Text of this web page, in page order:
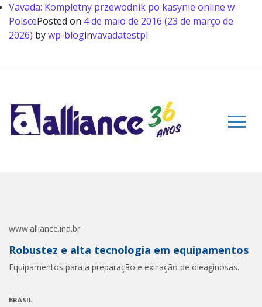
Vavada: Kompletny przewodnik po kasynie online w
PolscePosted on 4 de maio de 2016 (23 de março de
2026) bywp-bloginvavadatestpl
www.alliance.ind.br
Robustez e alta tecnologia em equipamentos
Equipamentos para a preparação e extração de oleaginosas.
BRASIL